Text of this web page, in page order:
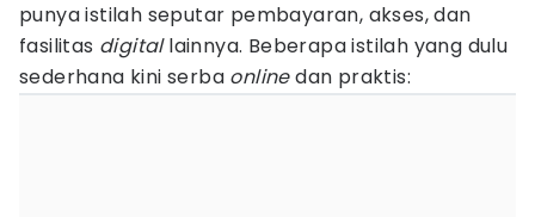
punya istilah seputar pembayaran, akses, dan
fasilitas digitallainnya. Beberapa istilah yang dulu
sederhana kini serba onlinedan praktis: